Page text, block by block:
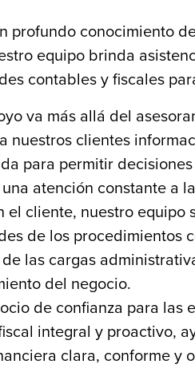
profundo conocimiento
equipo brinda
contables y fiscales
va más allá del
nuestros clientes
para permitir
atención constante a
el cliente, nuestro equipo
de los procedimientos
las cargas
del negocio.
de confianza para las
integral y proactivo,
clara, conforme y